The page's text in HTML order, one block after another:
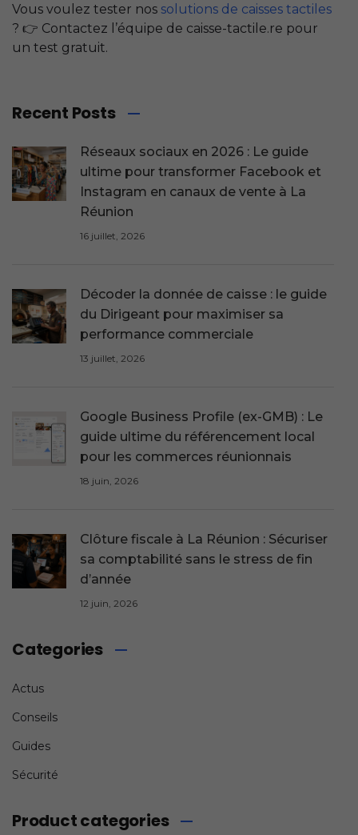
Vous voulez tester nos solutions de caisses tactiles
? 👉 Contactez l’équipe de caisse-tactile.re pour
un test gratuit.
Recent Posts
Réseaux sociaux en 2026 : Le guide
ultime pour transformer Facebook et
Instagram en canaux de vente à La
Réunion
16 juillet, 2026
Décoder la donnée de caisse : le guide
du Dirigeant pour maximiser sa
performance commerciale
13 juillet, 2026
Google Business Profile (ex-GMB) : Le
guide ultime du référencement local
pour les commerces réunionnais
18 juin, 2026
Clôture fiscale à La Réunion : Sécuriser
sa comptabilité sans le stress de fin
d’année
12 juin, 2026
Categories
Actus
Conseils
Guides
Sécurité
Product categories